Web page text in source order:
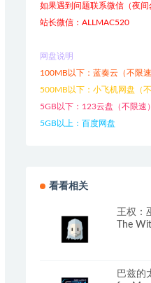
如果遇到问题联系微信（夜间
站长微信：ALLMAC520
网盘说明
100MB以下：蓝奏云（不限速
500MB以下：小飞机网盘（不
5GB以下：123云盘（不限速）
5GB以上：百度网盘
看看相关
王权：
The
巴兹的